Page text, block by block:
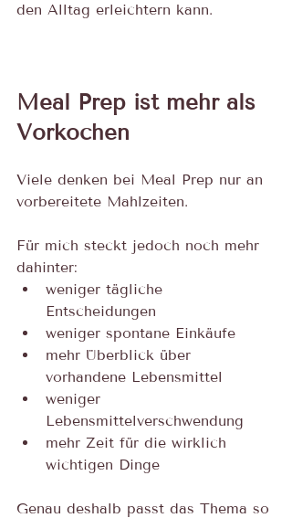
den Alltag erleichtern kann.
Meal Prep ist mehr als
Vorkochen
Viele denken bei Meal Prep nur an
vorbereitete Mahlzeiten.
Für mich steckt jedoch noch mehr
dahinter:
weniger tägliche
Entscheidungen
weniger spontane Einkäufe
mehr Überblick über
vorhandene Lebensmittel
weniger
Lebensmittelverschwendung
mehr Zeit für die wirklich
wichtigen Dinge
Genau deshalb passt das Thema so